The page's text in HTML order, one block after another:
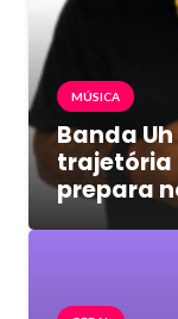
MÚSICA
Banda
trajetória
prepara